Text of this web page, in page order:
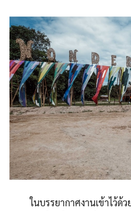
ในบรรยากาศงานเข้าไว้ด้